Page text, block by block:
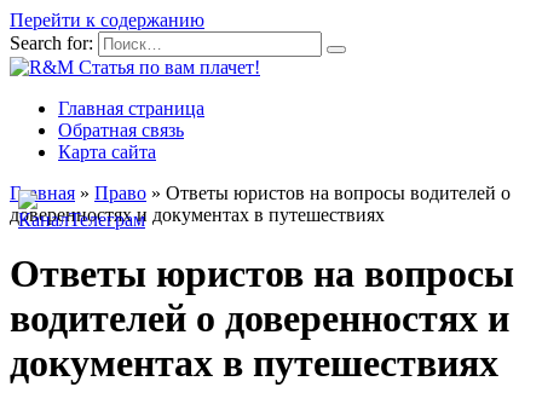
Перейти к содержанию
Search for:
Главная страница
Обратная связь
Карта сайта
Главная » Право » Ответы юристов на вопросы водителей о
доверенностях и документах в путешествиях
Ответы юристов на вопросы
водителей о доверенностях и
документах в путешествиях